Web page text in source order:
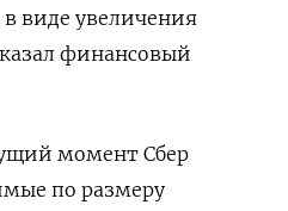
виде увеличения
финансовый
момент Сбер
по размеру